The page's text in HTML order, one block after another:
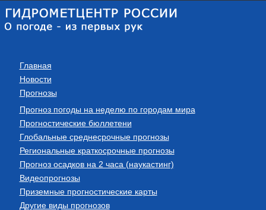
Главная
Новости
Прогнозы
Прогноз погоды на неделю по городам мира
Прогностические бюллетени
Глобальные среднесрочные прогнозы
Региональные краткосрочные прогнозы
Прогноз осадков на 2 часа (наукастинг)
Видеопрогнозы
Приземные прогностические карты
Другие виды прогнозов